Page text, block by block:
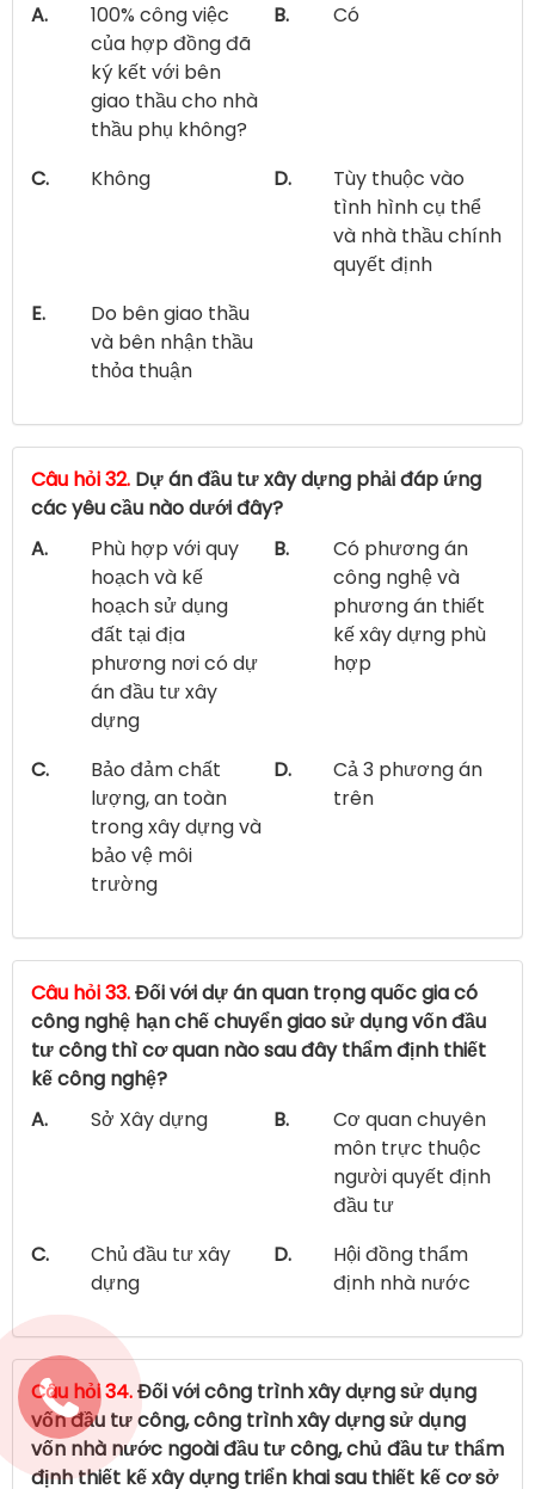
A.
100% công việc
của hợp đồng đã
ký kết với bên
giao thầu cho nhà
thầu phụ không?
B. Có
C. Không D.
Tùy thuộc vào
tình hình cụ thể
và nhà thầu chính
quyết định
E.
Do bên giao thầu
và bên nhận thầu
thỏa thuận
Câu hỏi 32. Dự án đầu tư xây dựng phải đáp ứng
các yêu cầu nào dưới đây?
A.
Phù hợp với quy
hoạch và kế
hoạch sử dụng
đất tại địa
phương nơi có dự
án đầu tư xây
dựng
B.
Có phương án
công nghệ và
phương án thiết
kế xây dựng phù
hợp
C.
Bảo đảm chất
lượng, an toàn
trong xây dựng và
bảo vệ môi
trường
D.
Cả 3 phương án
trên
Câu hỏi 33.Đối với dự án quan trọng quốc gia có
công nghệ hạn chế chuyển giao sử dụng vốn đầu
tư công thì cơ quan nào sau đây thẩm định thiết
kế công nghệ?
A.
Sở Xây dựng B.
Cơ quan chuyên
môn trực thuộc
người quyết định
đầu tư
C.
Chủ đầu tư xây
dựng
D.
Hội đồng thẩm
định nhà nước
Câu hỏi 34.Đối với công trình xây dựng sử dụng
vốn đầu tư công, công trình xây dựng sử dụng
vốn nhà nước ngoài đầu tư công, chủ đầu tư thẩm
định thiết kế xây dựng triển khai sau thiết kế cơ sở